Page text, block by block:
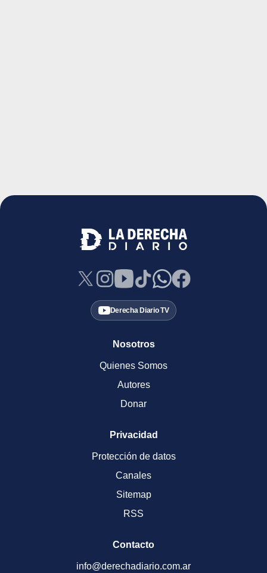
Derecha Diario TV
Nosotros
Quienes Somos
Autores
Donar
Privacidad
Protección de datos
Canales
Sitemap
RSS
Contacto
info@derechadiario.com.ar